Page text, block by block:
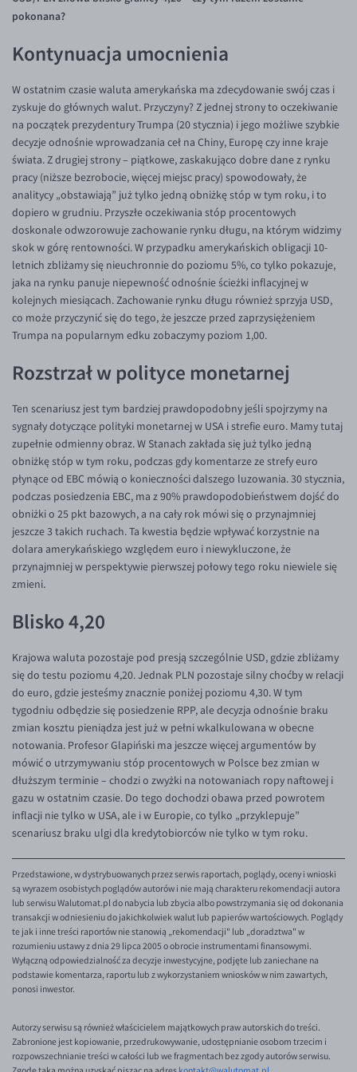
Inne pary walutowe
BGN/PLN
CAD/PLN
CNY/PLN
HKD/PLN
HUF/PLN
ILS/PLN
JPY/PLN
NZD/PLN
RON/PLN
SGD/PLN
TRY/PLN
EUR/USD
EUR/GBP
EUR/CHF
EUR/CZK
EUR/DKK
EUR/NOK
EUR/SEK
EUR/AUD
EUR/BGN
EUR/CAD
EUR/HKD
EUR/HUF
EUR/ILS
EUR/JPY
EUR/NZD
EUR/RON
EUR/SGD
EUR/ZAR
GBP/USD
USD/CHF
GBP/CHF
Aplikacja mobilna
Pomoc
Pomoc
Konto i opłaty
Wymiana walut
Banki i przelewy
Przelewy zagraniczne
Słowniczek
Poradnik
Kontakt
Dla mediów
pokonana?
Kontynuacja umocnienia
W ostatnim czasie waluta amerykańska ma zdecydowanie swój czas i
zyskuje do głównych walut. Przyczyny? Z jednej strony to oczekiwanie
na początek prezydentury Trumpa (20 stycznia) i jego możliwe szybkie
decyzje odnośnie wprowadzania ceł na Chiny, Europę czy inne kraje
świata. Z drugiej strony – piątkowe, zaskakująco dobre dane z rynku
pracy (niższe bezrobocie, więcej miejsc pracy) spowodowały, że
analitycy „obstawiają” już tylko jedną obniżkę stóp w tym roku, i to
dopiero w grudniu. Przyszłe oczekiwania stóp procentowych
doskonale odwzorowuje zachowanie rynku długu, na którym widzimy
skok w górę rentowności. W przypadku amerykańskich obligacji 10-
letnich zbliżamy się nieuchronnie do poziomu 5%, co tylko pokazuje,
jaka na rynku panuje niepewność odnośnie ścieżki inflacyjnej w
kolejnych miesiącach. Zachowanie rynku długu również sprzyja USD,
co może przyczynić się do tego, że jeszcze przed zaprzysiężeniem
Trumpa na popularnym edku zobaczymy poziom 1,00.
Rozstrzał w polityce monetarnej
Ten scenariusz jest tym bardziej prawdopodobny jeśli spojrzymy na
sygnały dotyczące polityki monetarnej w USA i strefie euro. Mamy tutaj
zupełnie odmienny obraz. W Stanach zakłada się już tylko jedną
obniżkę stóp w tym roku, podczas gdy komentarze ze strefy euro
płynące od EBC mówią o konieczności dalszego luzowania. 30 stycznia,
podczas posiedzenia EBC, ma z 90% prawdopodobieństwem dojść do
obniżki o 25 pkt bazowych, a na cały rok mówi się o przynajmniej
jeszcze 3 takich ruchach. Ta kwestia będzie wpływać korzystnie na
dolara amerykańskiego względem euro i niewykluczone, że
przynajmniej w perspektywie pierwszej połowy tego roku niewiele się
zmieni.
Blisko 4,20
Krajowa waluta pozostaje pod presją szczególnie USD, gdzie zbliżamy
się do testu poziomu 4,20. Jednak PLN pozostaje silny choćby w relacji
do euro, gdzie jesteśmy znacznie poniżej poziomu 4,30. W tym
tygodniu odbędzie się posiedzenie RPP, ale decyzja odnośnie braku
zmian kosztu pieniądza jest już w pełni wkalkulowana w obecne
notowania. Profesor Glapiński ma jeszcze więcej argumentów by
mówić o utrzymywaniu stóp procentowych w Polsce bez zmian w
dłuższym terminie – chodzi o zwyżki na notowaniach ropy naftowej i
gazu w ostatnim czasie. Do tego dochodzi obawa przed powrotem
inflacji nie tylko w USA, ale i w Europie, co tylko „przyklepuje”
scenariusz braku ulgi dla kredytobiorców nie tylko w tym roku.
Przedstawione, w dystrybuowanych przez serwis raportach, poglądy, oceny i wnioski
są wyrazem osobistych poglądów autorów i nie mają charakteru rekomendacji autora
lub serwisu Walutomat.pl do nabycia lub zbycia albo powstrzymania się od dokonania
transakcji w odniesieniu do jakichkolwiek walut lub papierów wartościowych. Poglądy
te jak i inne treści raportów nie stanowią „rekomendacji" lub „doradztwa" w
rozumieniu ustawy z dnia 29 lipca 2005 o obrocie instrumentami finansowymi.
Wyłączną odpowiedzialność za decyzje inwestycyjne, podjęte lub zaniechane na
podstawie komentarza, raportu lub z wykorzystaniem wniosków w nim zawartych,
ponosi inwestor.
Autorzy serwisu są również właścicielem majątkowych praw autorskich do treści.
Zabronione jest kopiowanie, przedrukowywanie, udostępnianie osobom trzecim i
rozpowszechnianie treści w całości lub we fragmentach bez zgody autorów serwisu.